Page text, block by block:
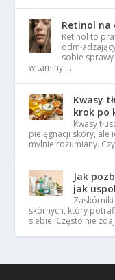
Retinol na
Retinol to
sobie
witaminy …
Kwasy
krok po
Kwasy
pielęgnacji skóry, ale
mylnie rozumiany.
Jak
jak
skórnych, który
siebie. Często nie